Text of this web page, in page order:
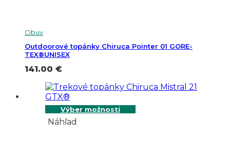
Obuv
Outdoorové topánky Chiruca Pointer 01 GORE-
TEX®UNISEX
141.00 €
Výber možností
Náhľad